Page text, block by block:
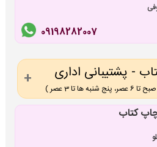
09198282007
- پشتیبانی اداری
کتاب